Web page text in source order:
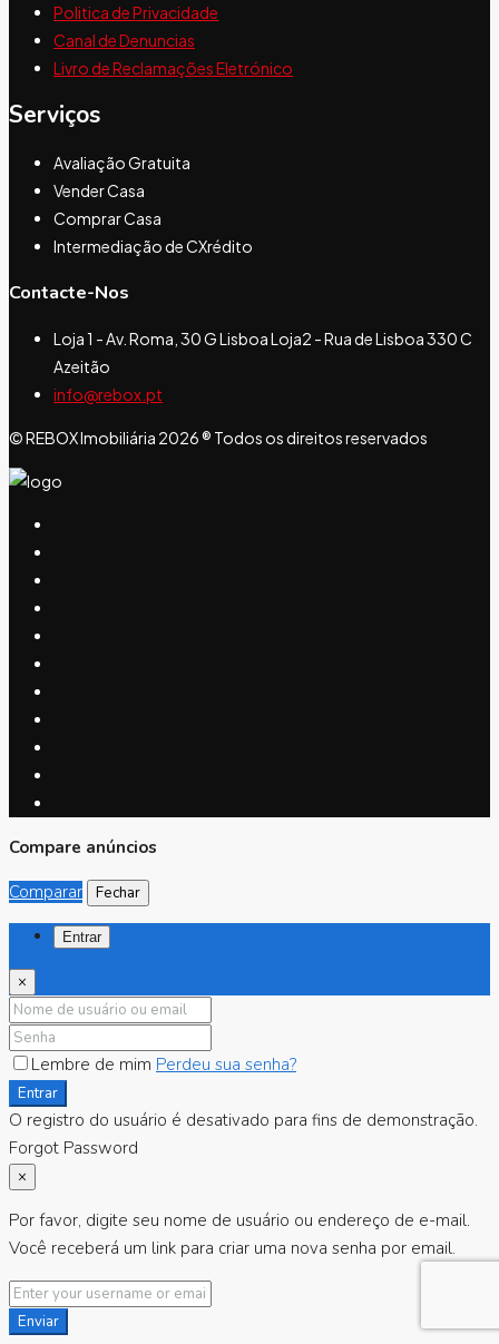
Politica de Privacidade
Canal de Denuncias
Livro de Reclamações Eletrónico
Serviços
Avaliação Gratuita
Vender Casa
Comprar Casa
Intermediação de CXrédito
Contacte-Nos
Loja 1 - Av. Roma, 30 G Lisboa Loja2 - Rua de Lisboa 330 C
Azeitão
info@rebox.pt
© REBOX Imobiliária 2026 ® Todos os direitos reservados
Compare anúncios
Comparar
Fechar
Entrar
×
Lembre de mim Perdeu sua senha?
Entrar
O registro do usuário é desativado para fins de demonstração.
Forgot Password
×
Por favor, digite seu nome de usuário ou endereço de e-mail.
Você receberá um link para criar uma nova senha por email.
Enviar